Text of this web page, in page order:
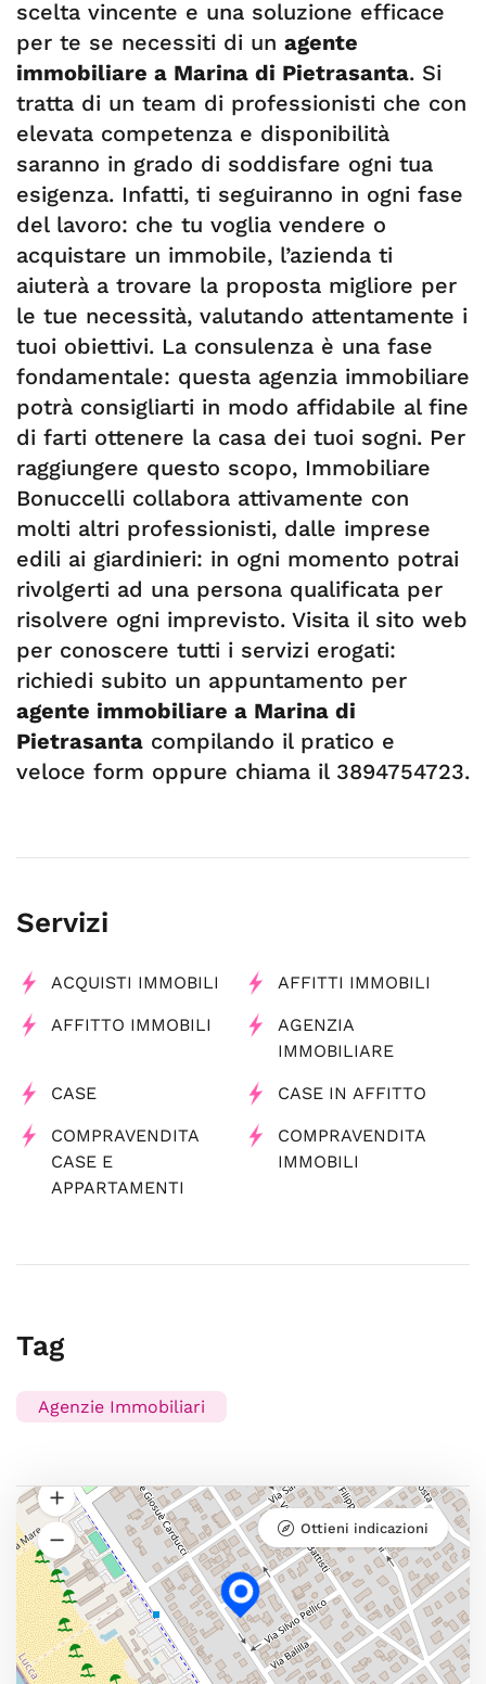
scelta vincente e una soluzione efficace
per te se necessiti di un agente
immobiliare a Marina di Pietrasanta. Si
tratta di un team di professionisti che con
elevata competenza e disponibilità
saranno in grado di soddisfare ogni tua
esigenza. Infatti, ti seguiranno in ogni fase
del lavoro: che tu voglia vendere o
acquistare un immobile, l’azienda ti
aiuterà a trovare la proposta migliore per
le tue necessità, valutando attentamente i
tuoi obiettivi. La consulenza è una fase
fondamentale: questa agenzia immobiliare
potrà consigliarti in modo affidabile al fine
di farti ottenere la casa dei tuoi sogni. Per
raggiungere questo scopo, Immobiliare
Bonuccelli collabora attivamente con
molti altri professionisti, dalle imprese
edili ai giardinieri: in ogni momento potrai
rivolgerti ad una persona qualificata per
risolvere ogni imprevisto. Visita il sito web
per conoscere tutti i servizi erogati:
richiedi subito un appuntamento per
agente immobiliare a Marina di
Pietrasanta compilando il pratico e
veloce form oppure chiama il 3894754723.
Servizi
ACQUISTI IMMOBILI AFFITTI IMMOBILI
AFFITTO IMMOBILI
AGENZIA
IMMOBILIARE
CASE CASE IN AFFITTO
COMPRAVENDITA
CASE E
APPARTAMENTI
COMPRAVENDITA
IMMOBILI
Tag
Agenzie Immobiliari
Ottieni indicazioni